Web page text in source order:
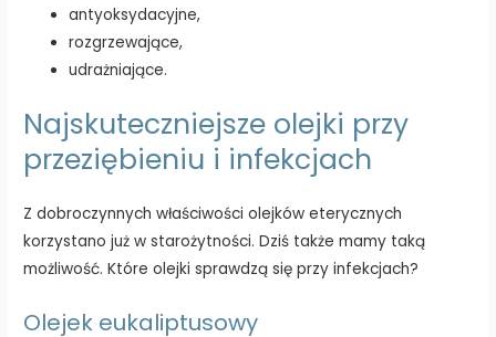
antyoksydacyjne,
rozgrzewające,
udrażniające.
Najskuteczniejsze olejki przy
przeziębieniu i infekcjach
Z dobroczynnych właściwości olejków eterycznych
korzystano już w starożytności. Dziś także mamy taką
możliwość. Które olejki sprawdzą się przy infekcjach?
Olejek eukaliptusowy